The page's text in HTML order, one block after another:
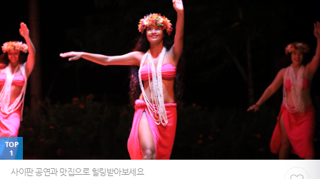
TOP
1
사이판 공연과 맛집으로 힐링받아보세요